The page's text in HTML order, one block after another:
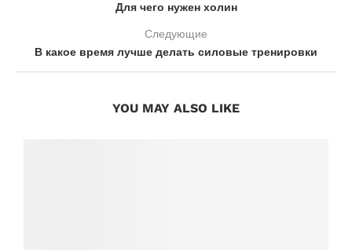
Для чего нужен холин
Следующие
В какое время лучше делать силовые тренировки
YOU MAY ALSO LIKE